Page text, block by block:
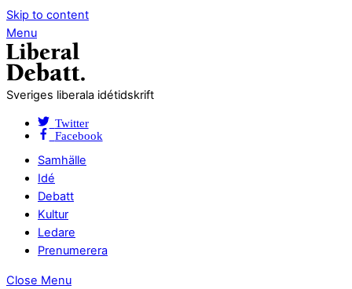
Skip to content
Menu
Sveriges liberala idétidskrift
Twitter
Facebook
Samhälle
Idé
Debatt
Kultur
Ledare
Prenumerera
Close Menu